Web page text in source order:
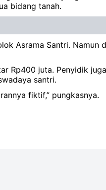
bidang tanah.
Asrama Santri. Namun
Rp400 juta. Penyidik
santri.
fiktif,” pungkasnya.